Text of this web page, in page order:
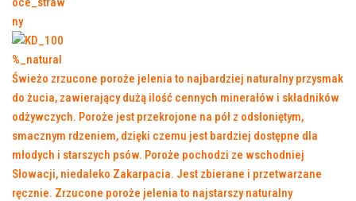
Świeżo zrzucone poroże jelenia to najbardziej naturalny przysmak
do żucia, zawierający dużą ilość cennych minerałów i składników
odżywczych. Poroże jest przekrojone na pół z odsłoniętym,
smacznym rdzeniem, dzięki czemu jest bardziej dostępne dla
młodych i starszych psów. Poroże pochodzi ze wschodniej
Słowacji, niedaleko Zakarpacia. Jest zbierane i przetwarzane
ręcznie. Zrzucone poroże jelenia to najstarszy naturalny